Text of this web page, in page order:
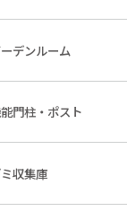
デンルーム
門柱・ポスト
収集庫